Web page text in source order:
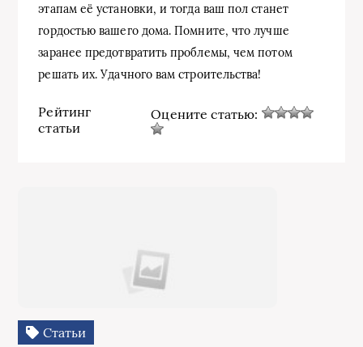
этапам её установки, и тогда ваш пол станет
гордостью вашего дома. Помните, что лучше
заранее предотвратить проблемы, чем потом
решать их. Удачного вам строительства!
Рейтинг
статьи
Оцените статью:
Статьи